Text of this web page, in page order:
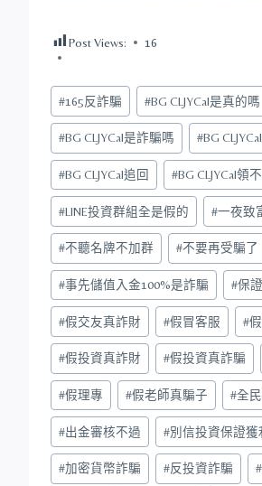
Post Views: 16
Post
Tags:
#165反詐騙 #BG CLJYCal是真的嗎
#BG CLJYCal是詐騙嗎 #BG
#BG CLJYCal追回 #BG CLJYCal領
#LINE投資群組全是假的 #一夜致
#不聽名牌不加群 #不要再受騙了
#事先儲值入金100%是詐騙 #保
#假交友真詐財 #假冒客服 #
#假投資真詐財 #假投資真詐騙
#假理專 #假老師真騙子 #全
#出金審核不過 #別信投資保證獲
#加密貨幣詐騙 #反投資詐騙 #